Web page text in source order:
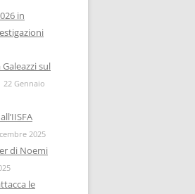
in
sul
22 Gennaio
2025
di Noemi
le